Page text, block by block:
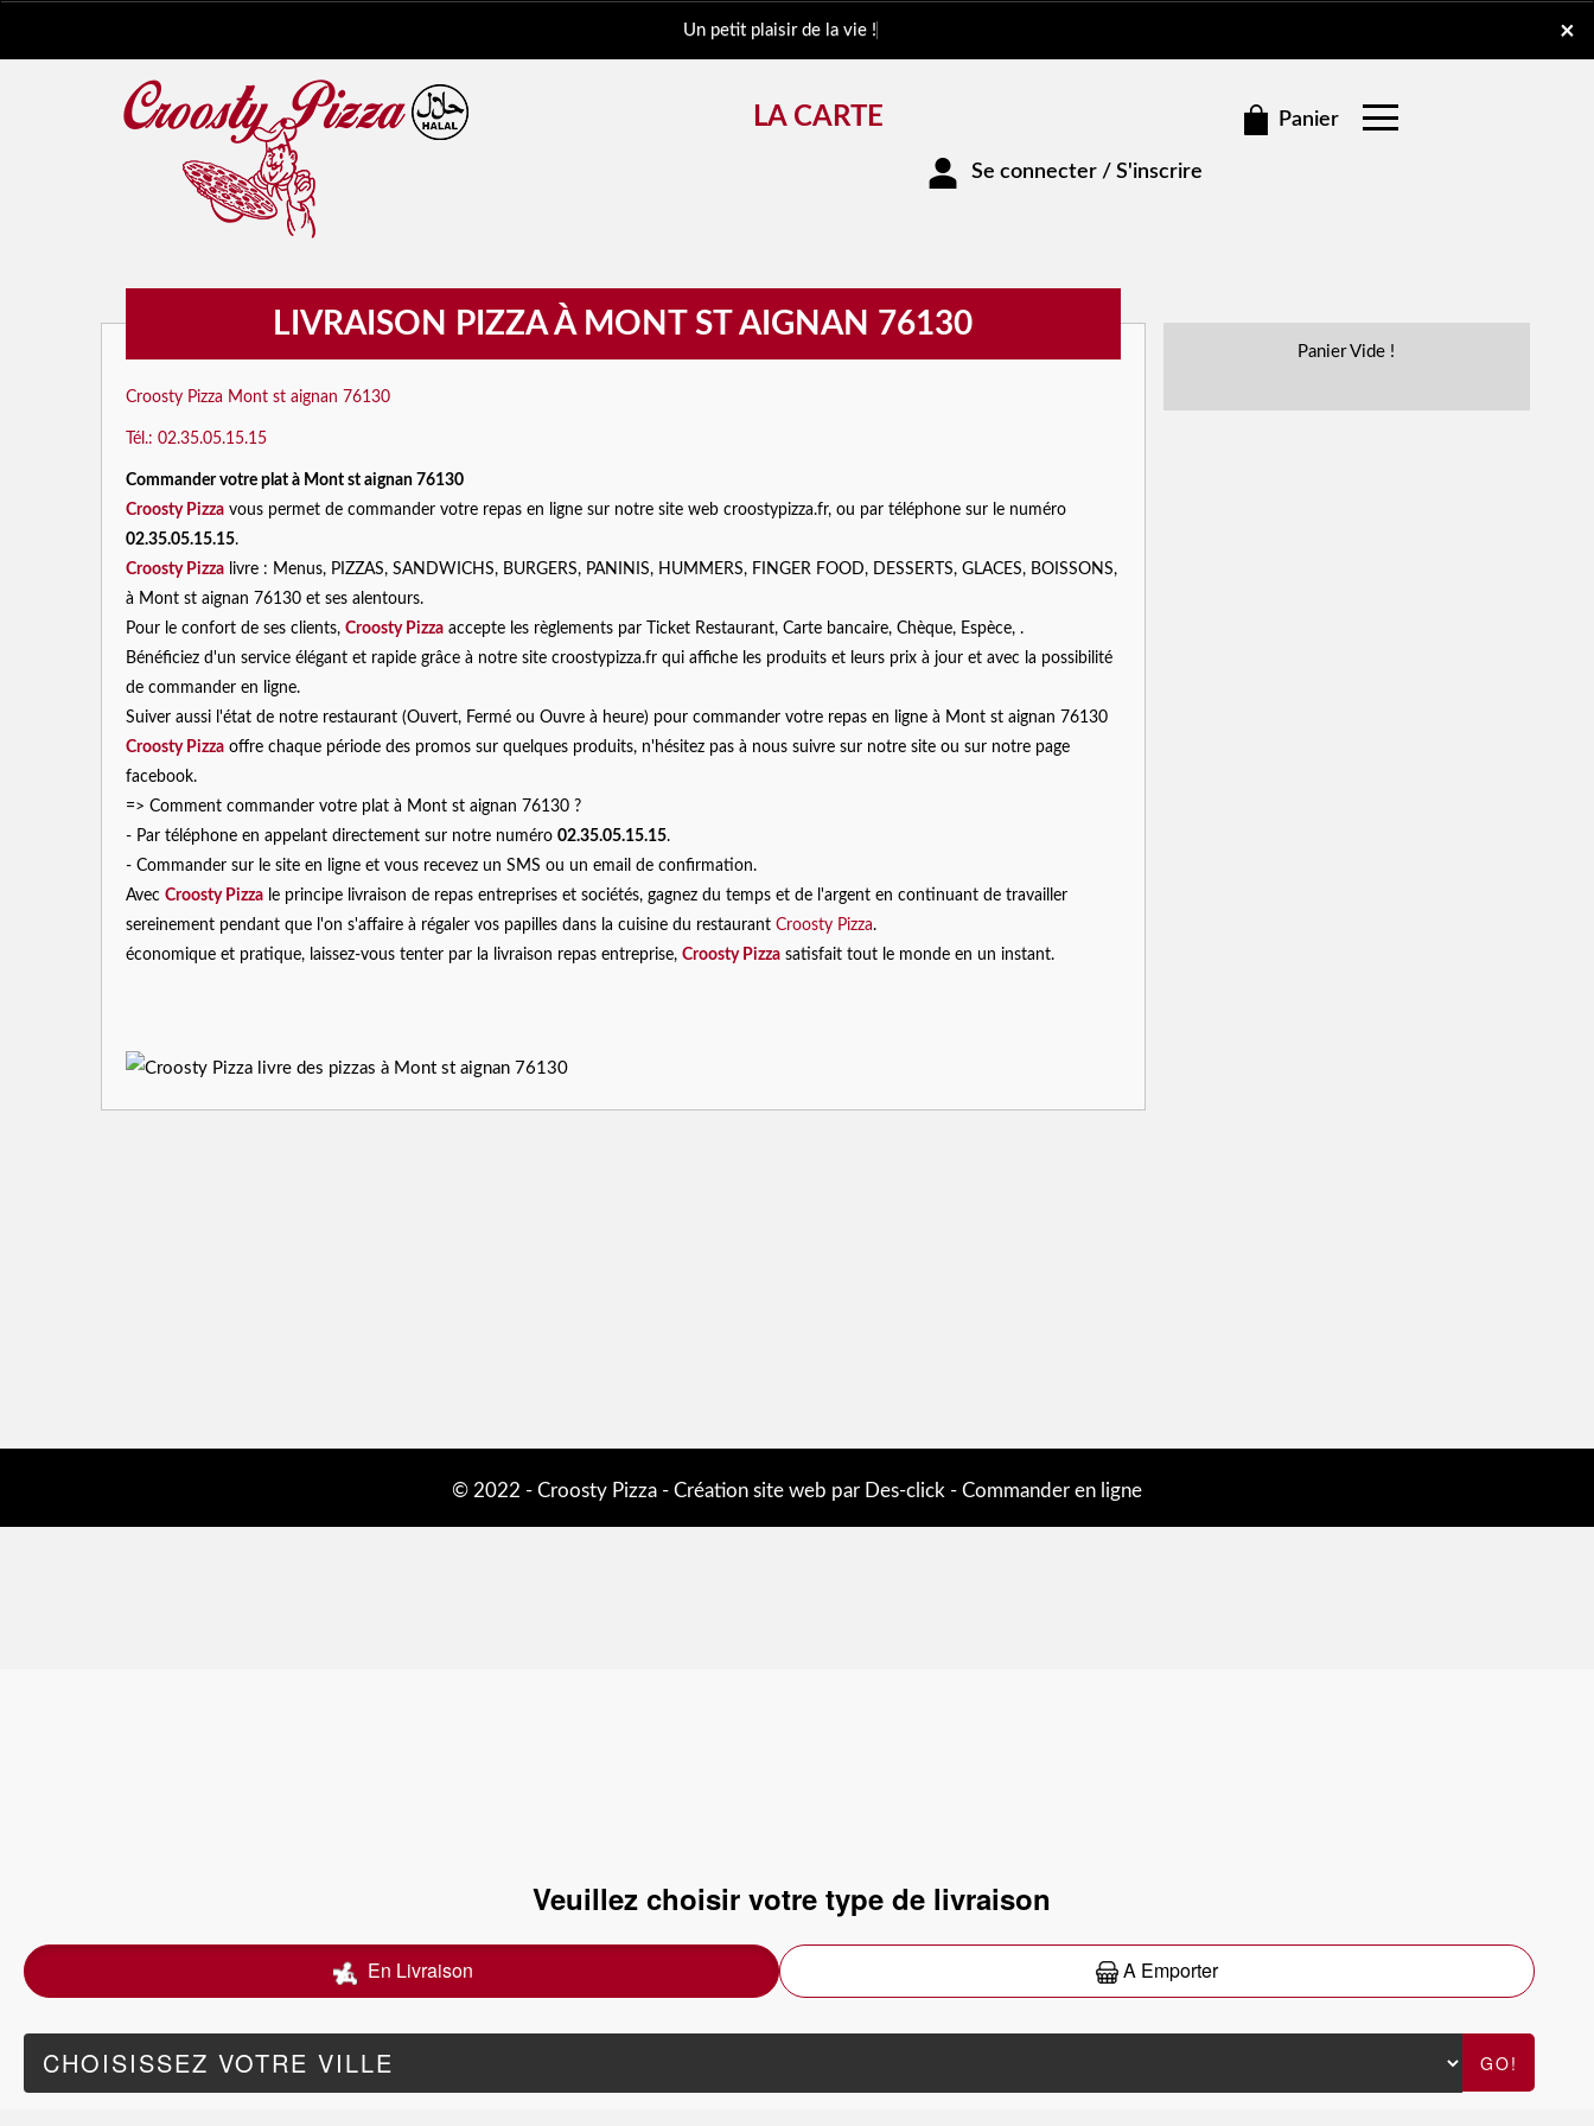
×
Un petit plaisir de la vie !
LA CARTE Panier
×
LIVRAISON PIZZA À MONT ST AIGNAN 76130
Croosty Pizza Mont st aignan 76130
Tél.: 02.35.05.15.15
Commander votre plat à Mont st aignan 76130
Croosty Pizza vous permet de commander votre repas en ligne sur notre site web croostypizza.fr, ou par téléphone sur le numéro
02.35.05.15.15.
Croosty Pizza livre : Menus, PIZZAS, SANDWICHS, BURGERS, PANINIS, HUMMERS, FINGER FOOD, DESSERTS, GLACES, BOISSONS,
à Mont st aignan 76130 et ses alentours.
Pour le confort de ses clients, Croosty Pizza accepte les règlements par Ticket Restaurant, Carte bancaire, Chèque, Espèce, .
Bénéficiez d'un service élégant et rapide grâce à notre site croostypizza.fr qui affiche les produits et leurs prix à jour et avec la possibilité
de commander en ligne.
Suiver aussi l'état de notre restaurant (Ouvert, Fermé ou Ouvre à heure) pour commander votre repas en ligne à Mont st aignan 76130
Croosty Pizza offre chaque période des promos sur quelques produits, n'hésitez pas à nous suivre sur notre site ou sur notre page
facebook.
=> Comment commander votre plat à Mont st aignan 76130 ?
- Par téléphone en appelant directement sur notre numéro 02.35.05.15.15.
- Commander sur le site en ligne et vous recevez un SMS ou un email de confirmation.
Avec Croosty Pizza le principe livraison de repas entreprises et sociétés, gagnez du temps et de l'argent en continuant de travailler
sereinement pendant que l'on s'affaire à régaler vos papilles dans la cuisine du restaurant Croosty Pizza.
économique et pratique, laissez-vous tenter par la livraison repas entreprise, Croosty Pizza satisfait tout le monde en un instant.
Panier Vide !
© 2022 - Croosty Pizza - Création site web par Des-click - Commander en ligne